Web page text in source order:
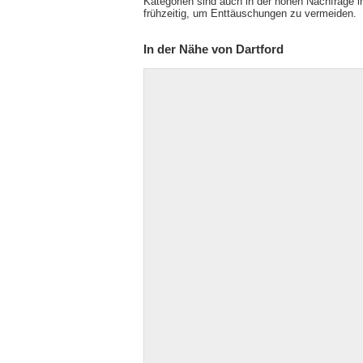
frühzeitig, um Enttäuschungen zu vermeiden.
In der Nähe von Dartford